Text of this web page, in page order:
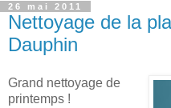
26 mai 2011
Nettoyage de la
Dauphin
Grand nettoyage de
printemps !